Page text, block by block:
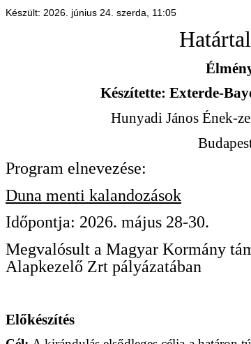
Készült: 2026. június 24. szerda, 11:05
Készítette: Exterde-
Hunyadi János Ének-
Program elnevezése:
Duna menti kalandozások
Időpontja: 2026. május 28-30.
Megvalósult a Magyar Kormány
Alapkezelő Zrt pályázatában
Előkészítés